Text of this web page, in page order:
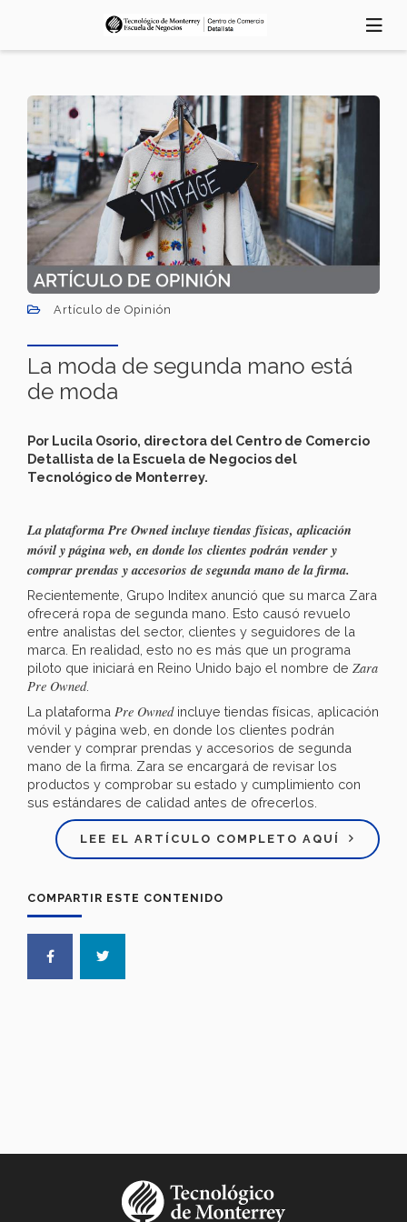
Artículo de Opinión
La moda de segunda mano está
de moda
Por Lucila Osorio, directora del Centro de Comercio
Detallista de la Escuela de Negocios del
Tecnológico de Monterrey.
La plataforma Pre Owned incluye tiendas físicas, aplicación
móvil y página web, en donde los clientes podrán vender y
comprar prendas y accesorios de segunda mano de la firma.
Recientemente, Grupo Inditex anunció que su marca Zara
ofrecerá ropa de segunda mano. Esto causó revuelo
entre analistas del sector, clientes y seguidores de la
marca. En realidad, esto no es más que un programa
piloto que iniciará en Reino Unido bajo el nombre de Zara
Pre Owned.
La plataforma Pre Ownedincluye tiendas físicas, aplicación
móvil y página web, en donde los clientes podrán
vender y comprar prendas y accesorios de segunda
mano de la firma. Zara se encargará de revisar los
productos y comprobar su estado y cumplimiento con
sus estándares de calidad antes de ofrecerlos.
LEE EL ARTÍCULO COMPLETO AQUÍ
COMPARTIR ESTE CONTENIDO